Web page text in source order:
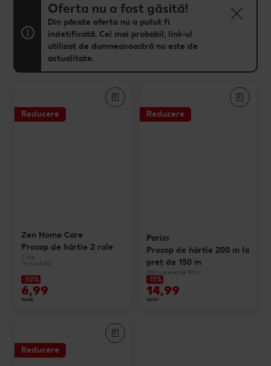
Oferta nu a fost găsită!
Din păcate oferta nu a putut fi
indetificată. Cel mai probabil, link-ul
utilizat de dumneavoastră nu este de
actualitate.
Reducere
Zen Home Care
Prosop de hârtie 2 role
2 role
(=1 buc 3.50)
-30%
6,99
10,05
Reducere
Pariss
Prosop de hârtie 200 m la
preț de 150 m
200 m la preț de 150 m
-11%
14,99
16,99
Reducere